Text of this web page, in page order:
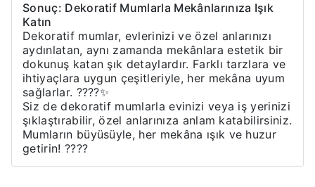
Sonuç: Dekoratif Mumlarla Mekânlarınıza Işık
Katın
Dekoratif mumlar, evlerinizi ve özel anlarınızı
aydınlatan, aynı zamanda mekânlara estetik bir
dokunuş katan şık detaylardır. Farklı tarzlara ve
ihtiyaçlara uygun çeşitleriyle, her mekâna uyum
sağlarlar. ????️✨
Siz de dekoratif mumlarla evinizi veya iş yerinizi
şıklaştırabilir, özel anlarınıza anlam katabilirsiniz.
Mumların büyüsüyle, her mekâna ışık ve huzur
getirin! ????